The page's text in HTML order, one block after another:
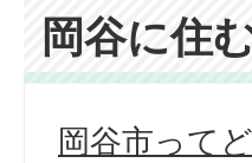
岡谷に住
岡谷市って